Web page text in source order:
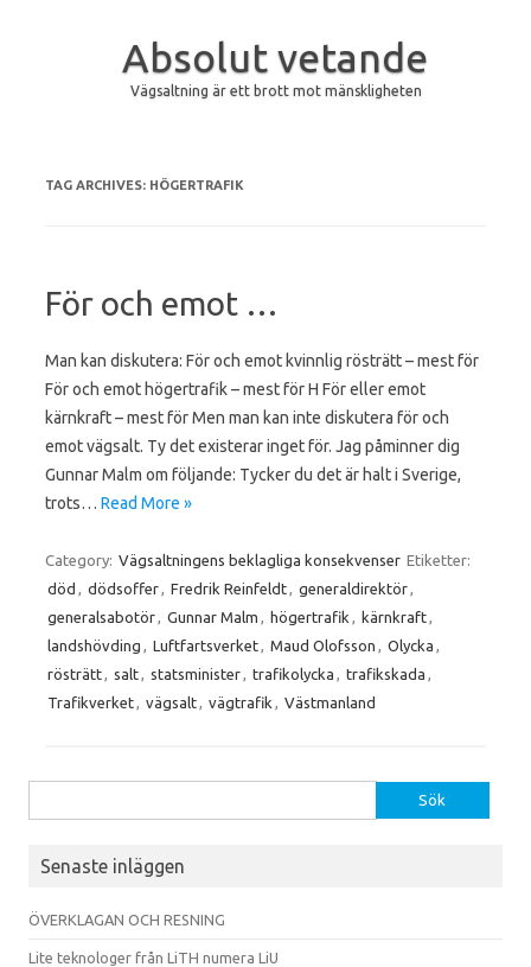
Absolut vetande
Vägsaltning är ett brott mot mänskligheten
TAG ARCHIVES: HÖGERTRAFIK
För och emot …
Man kan diskutera: För och emot kvinnlig rösträtt – mest för
För och emot högertrafik – mest för H För eller emot
kärnkraft – mest för Men man kan inte diskutera för och
emot vägsalt. Ty det existerar inget för. Jag påminner dig
Gunnar Malm om följande: Tycker du det är halt i Sverige,
trots… Read More »
Category: Vägsaltningens beklagliga konsekvenser Etiketter:
död , dödsoffer, Fredrik Reinfeldt, generaldirektör,
generalsabotör, Gunnar Malm , högertrafik , kärnkraft,
landshövding , Luftfartsverket, Maud Olofsson , Olycka ,
rösträtt, salt, statsminister, trafikolycka , trafikskada ,
Trafikverket, vägsalt, vägtrafik , Västmanland
efter:
Senaste inläggen
ÖVERKLAGAN OCH RESNING
Lite teknologer från LiTH numera LiU